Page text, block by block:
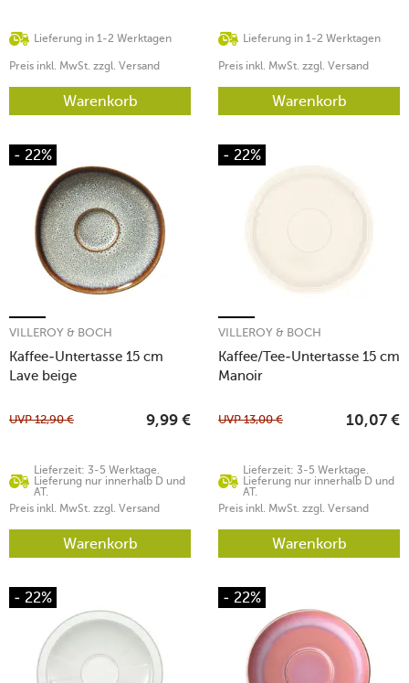
Lieferung in 1-2 Werktagen
Preis inkl. MwSt. zzgl. Versand
Warenkorb
Lieferung in 1-2 Werktagen
Preis inkl. MwSt. zzgl. Versand
Warenkorb
- 22%
Kaffee-Untertasse 15 cm
Lave beige
VILLEROY & BOCH
Lieferzeit: 3-5 Werktage.
Lieferung nur innerhalb D und
AT.
UVP12,90 € 9,99 €
Preis inkl. MwSt. zzgl. Versand
Warenkorb
- 22%
Kaffee/Tee-Untertasse 15 cm
Manoir
VILLEROY & BOCH
Lieferzeit: 3-5 Werktage.
Lieferung nur innerhalb D und
AT.
UVP13,00 € 10,07 €
Preis inkl. MwSt. zzgl. Versand
Warenkorb
- 22% - 22%